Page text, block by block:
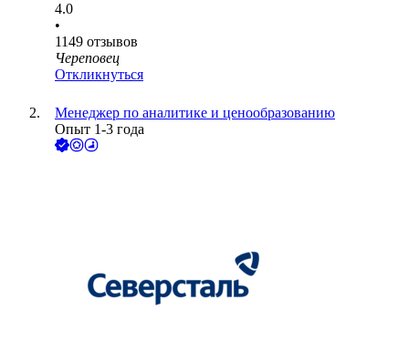
4.0
•
1149 отзывов
Череповец
Откликнуться
Менеджер по аналитике и ценообразованию
Опыт 1-3 года